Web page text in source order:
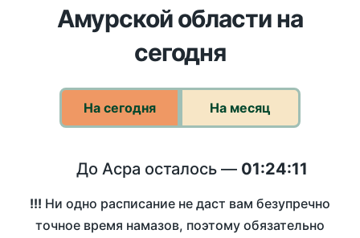
Амурской области на
сегодня
На сегодня На месяц
До Асра осталось — 01:24:11
!!! Ни одно расписание не даст вам безупречно
точное время намазов, поэтому обязательно